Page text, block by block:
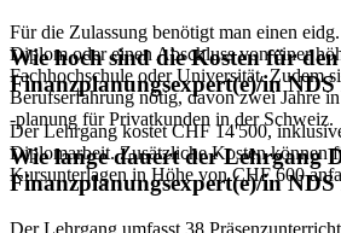
Für die Zulassung benötigt man einen
Diplom oder einen Abschluss von einer
Fachhochschule oder Universität. Zudem
Berufserfahrung nötig, davon zwei Jahre
-planung für Privatkunden in der Schweiz.
Wie hoch sind die Kosten für
Finanzplanungsexpert(e)/in
Der Lehrgang kostet CHF 14'500,
Diplomarbeit. Zusätzliche Kosten können
Kursunterlagen in Höhe von CHF 600
Wie lange dauert der Lehrgang
Finanzplanungsexpert(e)/in NDS